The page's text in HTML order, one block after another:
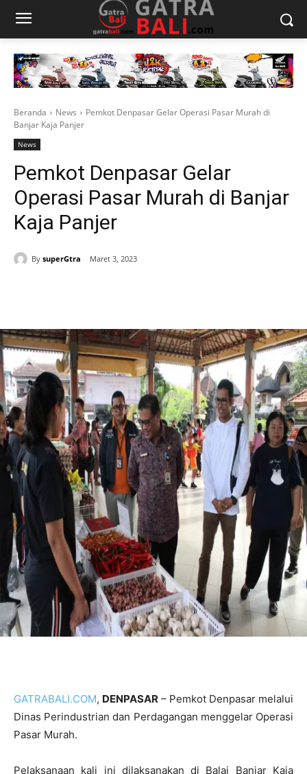
Beranda News
Pemkot Denpasar Gelar Operasi Pasar Murah di
Banjar Kaja Panjer
News
Pemkot Denpasar Gelar
Operasi Pasar Murah di Banjar
Kaja Panjer
By superGtra Maret 3, 2023
GATRABALI.COM, DENPASAR – Pemkot Denpasar melalui
Dinas Perindustrian dan Perdagangan menggelar Operasi
Pasar Murah.
Pelaksanaan kali ini dilaksanakan di Balai Banjar Kaja